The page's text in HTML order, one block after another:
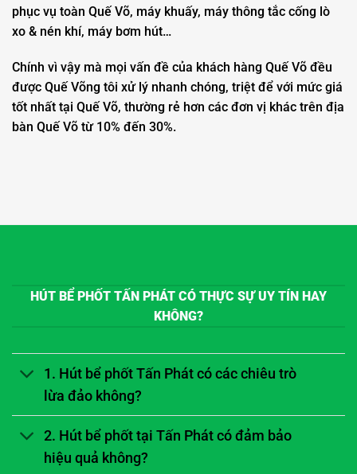
phục vụ toàn Quế Võ, máy khuấy, máy thông tắc cống lò
xo & nén khí, máy bơm hút…
Chính vì vậy mà mọi vấn đề của khách hàng Quế Võ đều
được Quế Võng tôi xử lý nhanh chóng, triệt để với mức giá
tốt nhất tại Quế Võ, thường rẻ hơn các đơn vị khác trên địa
bàn Quế Võ từ 10% đến 30%.
HÚT BỂ PHỐT TẤN PHÁT CÓ THỰC SỰ UY TÍN HAY
KHÔNG?
1. Hút bể phốt Tấn Phát có các chiêu trò
lừa đảo không?
2. Hút bể phốt tại Tấn Phát có đảm bảo
hiệu quả không?